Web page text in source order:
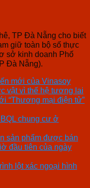
TP Đà Nẵng cho biết
giữ toàn bộ số thực
sở kinh doanh Phố
Đà Nẵng).
mới của Vinasoy
vật vì thế hệ tương lai
“Thương mại điện tử”
BQL chung cư ở
sản phẩm được bán
đầu tiên của ngày
lột xác ngoại hình